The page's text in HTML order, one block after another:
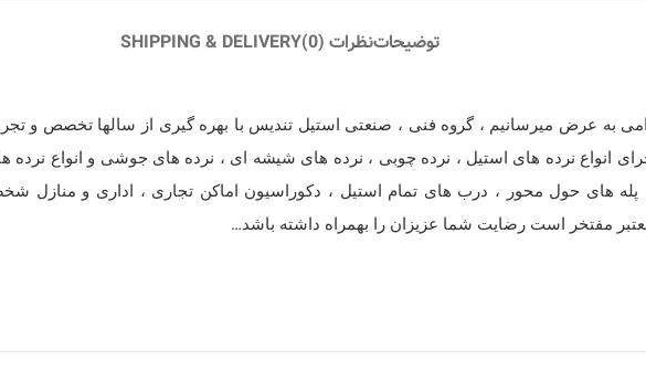
توضیحاتنظرات (0) SHIPPING & DELIVERY
به عرض میرسانیم ، گروه فنی ، صنعتی استیل تندیس با بهره گیری از سالها تخصص و
انواع نرده های استیل ، نرده چوبی ، نرده های شیشه ای ، نرده های جوشی و انواع
پله های حول محور ، درب های تمام استیل ، دکوراسیون اماکن تجاری ، اداری و منازل
مفتخر است رضایت شما عزیزان را بهمراه داشته باشد…